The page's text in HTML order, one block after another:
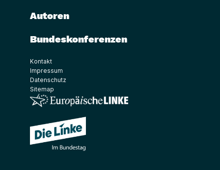
Autoren
Bundeskonferenzen
Kontakt
Impressum
Datenschutz
Sitemap
(Link öffnet ein neues Fenster)